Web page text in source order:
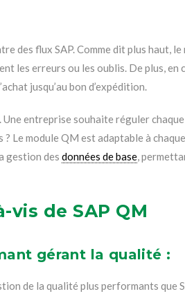
des flux SAP. Comme dit plus haut,
les erreurs ou les oublis. De plus,
jusqu’au bon d’expédition.
entreprise souhaite réguler
Le module QM est adaptable à
gestion des données de base ,
de SAP QM
gérant la qualité :
de la qualité plus performants que